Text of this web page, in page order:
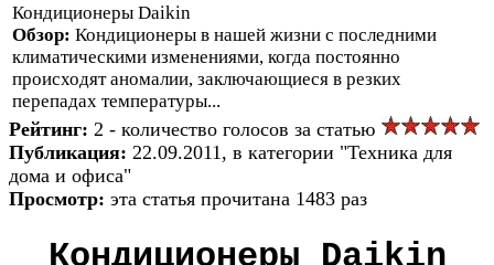
Кондиционеры Daikin
Обзор: Кондиционеры в нашей жизни с последними
климатическими изменениями, когда постоянно
происходят аномалии, заключающиеся в резких
перепадах температуры...
Рейтинг: 2 - количество голосов за статью
Публикация: 22.09.2011, в категории "Техника для
дома и офиса"
Просмотр: эта статья прочитана 1483 раз
Кондиционеры Daikin